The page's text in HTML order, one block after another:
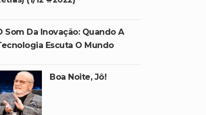
Som Da Inovação: Quando A
Escuta O Mundo
Boa Noite, Jô!